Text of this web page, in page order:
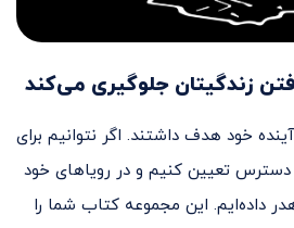
خود هدف داشتند. اگر نتوانیم برای
تعیین کنیم و در رویاهای خود
داده‌ایم. این مجموعه کتاب شما را